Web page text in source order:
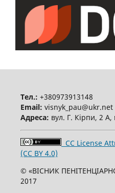
Тел.: +380973913148
Email: visnyk_pau@ukr.net
Адреса: вул. Г. Кірпи, 2 А,
CC License
(CC BY 4.0)
© «ВІСНИК
2017